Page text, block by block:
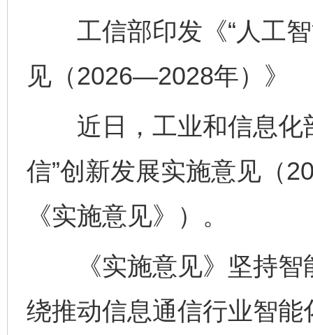
工信部印发《“人工智
见（2026—2028年）》
近日，工业和信息化
信”创新发展实施意见（
《实施意见》）。
《实施意见》坚持智
绕推动信息通信行业智